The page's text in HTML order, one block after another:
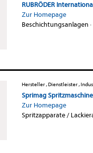
RUBRÖDER
Zur Homepage
Beschichtungsanlagen ·
Hersteller , Dienstleister ,
Sprimag
Zur Homepage
Spritzapparate /